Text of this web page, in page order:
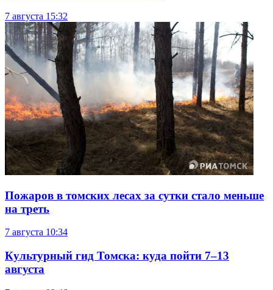
7 августа 15:32
Пожаров в томских лесах за сутки стало меньше
на треть
7 августа 10:34
Культурный гид Томска: куда пойти 7–13
августа